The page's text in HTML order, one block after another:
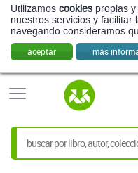
Utilizamos cookies propias
nuestros servicios y facilitar
navegando consideramos
aceptar más